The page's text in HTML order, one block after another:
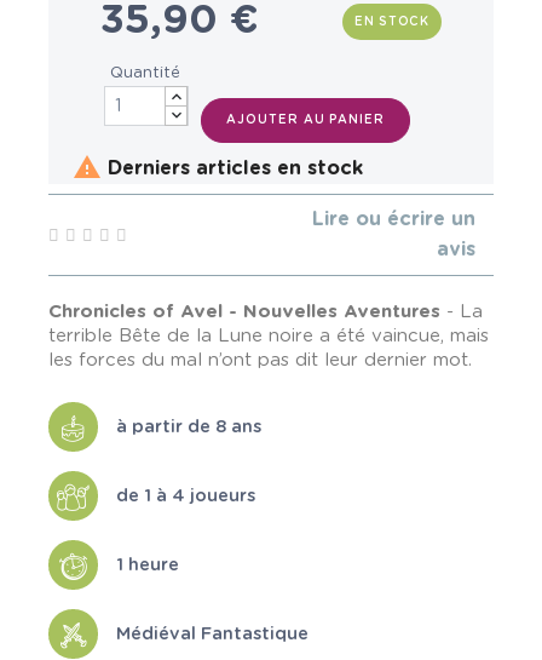
35,90 € EN STOCK
Quantité
AJOUTER AU PANIER
 Derniers articles en stock
Lire ou écrire un
avis
Chronicles of Avel - Nouvelles Aventures - La
terrible Bête de la Lune noire a été vaincue, mais
les forces du mal n’ont pas dit leur dernier mot.
à partir de 8 ans
de 1 à 4 joueurs
1 heure
Médiéval Fantastique